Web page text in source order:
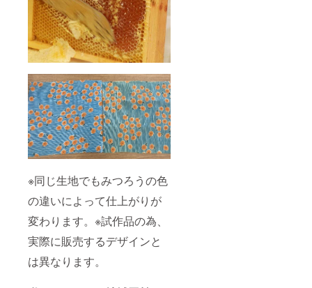
※同じ生地でもみつろうの色
の違いによって仕上がりが
変わります。※試作品の為、
実際に販売するデザインと
は異なります。